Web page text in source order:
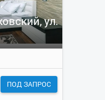
ул.
ПОД ЗАПРОС